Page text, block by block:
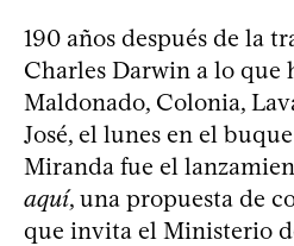
190 años después de la
Charles Darwin a lo que
Maldonado, Colonia,
José, el lunes en el
Miranda fue el
aquí, una propuesta de
que invita el Ministerio